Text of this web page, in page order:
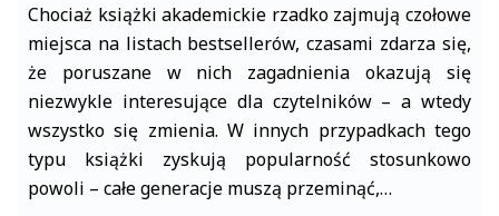
Chociaż książki akademickie rzadko zajmują czołowe
miejsca na listach bestsellerów, czasami zdarza się,
że poruszane w nich zagadnienia okazują się
niezwykle interesujące dla czytelników – a wtedy
wszystko się zmienia. W innych przypadkach tego
typu książki zyskują popularność stosunkowo
powoli – całe generacje muszą przeminąć,…